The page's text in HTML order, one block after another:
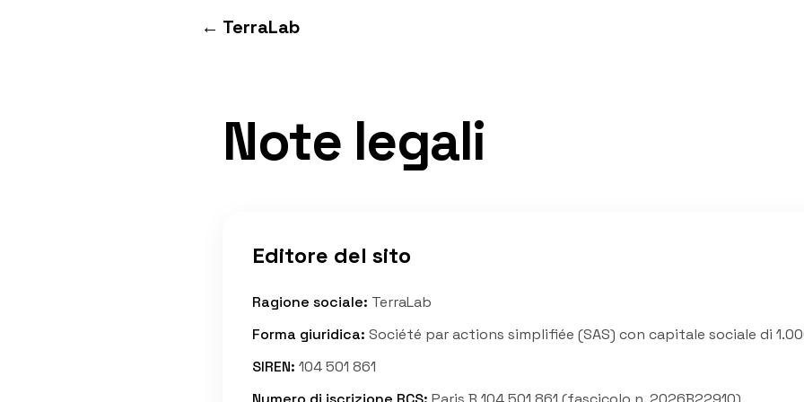
← TerraLab
Note legali
Editore del sito
Ragione sociale: TerraLab
Forma giuridica: Société par actions simplifiée (SAS) con capitale sociale di
SIREN: 104 501 861